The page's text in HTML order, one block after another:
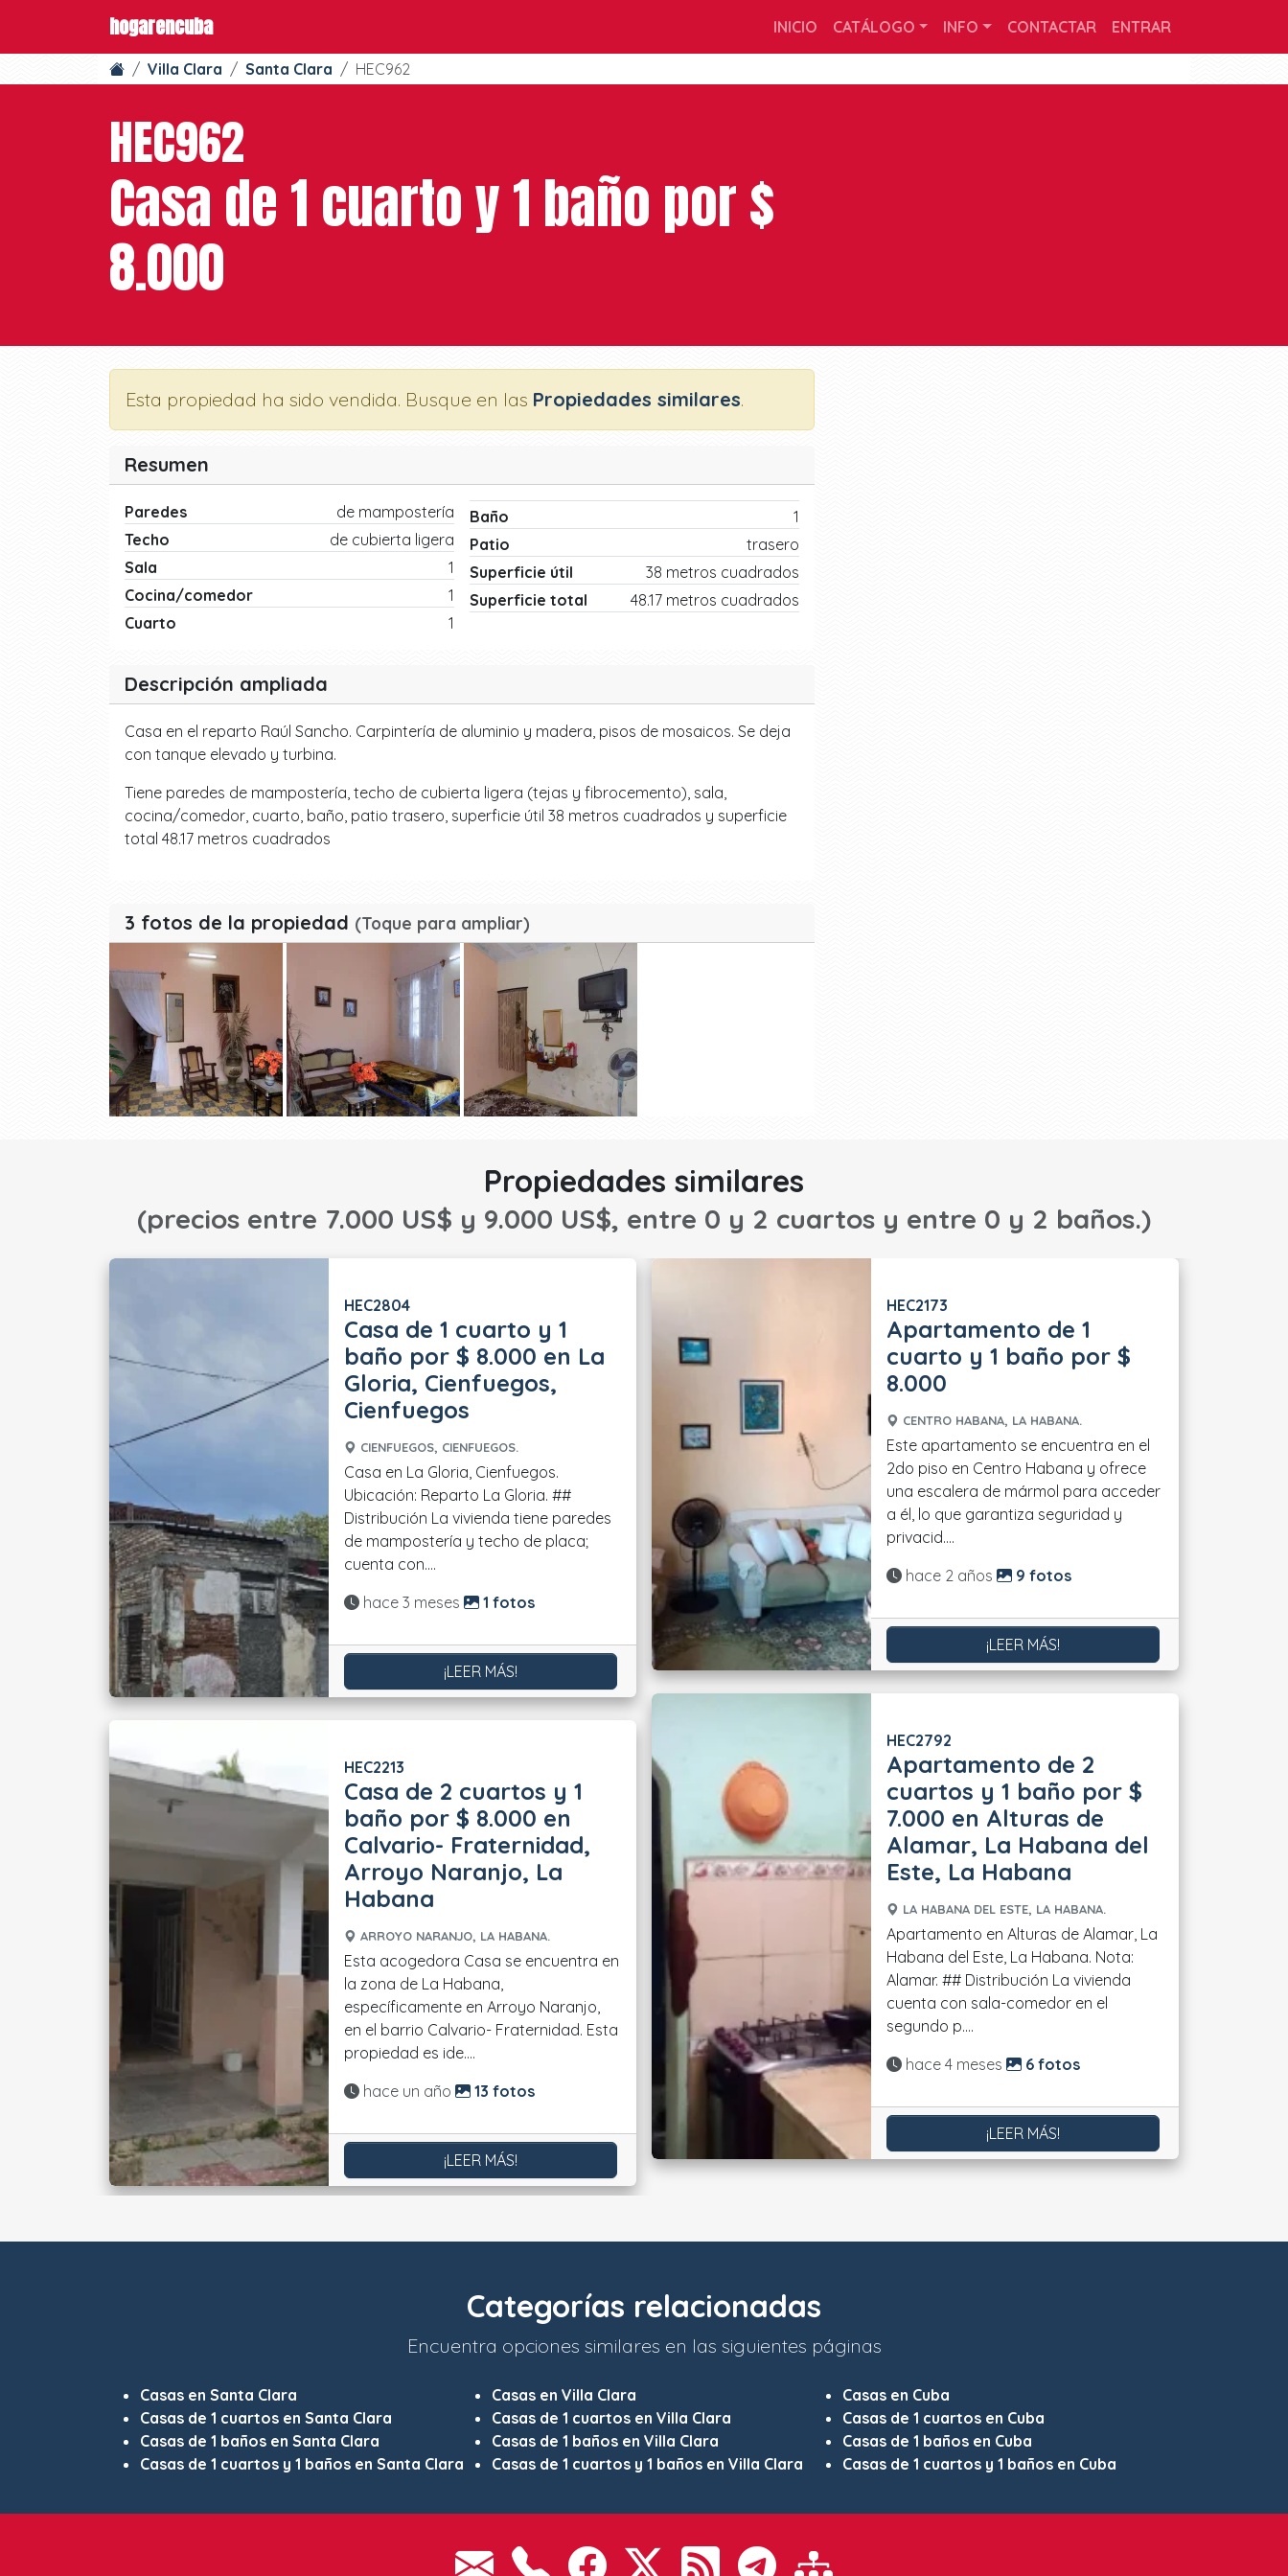
hogarencuba INICIO CATÁLOGO INFO CONTACTAR ENTRAR
Villa Clara Santa Clara HEC962
HEC962
Casa de 1 cuarto y 1 baño por $
8.000
Esta propiedad ha sido vendida. Busque en las Propiedades similares.
Resumen
Paredes
de mampostería
Techo
de cubierta ligera
Sala
1
Cocina/comedor
1
Cuarto
1
Baño
1
Patio
trasero
Superficie útil
38 metros cuadrados
Superficie total
48.17 metros cuadrados
Descripción ampliada
Casa en el reparto Raúl Sancho. Carpintería de aluminio y madera, pisos de mosaicos. Se deja
con tanque elevado y turbina.
Tiene paredes de mampostería, techo de cubierta ligera (tejas y fibrocemento), sala,
cocina/comedor, cuarto, baño, patio trasero, superficie útil 38 metros cuadrados y superficie
total 48.17 metros cuadrados
3 fotos de la propiedad (Toque para ampliar)
Propiedades similares
(precios entre 7.000 US$ y 9.000 US$, entre 0 y 2 cuartos y entre 0 y 2 baños.)
HEC2804
Casa de 1 cuarto y 1
baño por $ 8.000 en La
Gloria, Cienfuegos,
Cienfuegos
CIENFUEGOS, CIENFUEGOS.
Casa en La Gloria, Cienfuegos.
Ubicación: Reparto La Gloria. ##
Distribución La vivienda tiene paredes
de mampostería y techo de placa;
cuenta con....
Actualizado:
hace 3 meses 1 fotos
¡LEER MÁS!
HEC2213
Casa de 2 cuartos y 1
baño por $ 8.000 en
Calvario- Fraternidad,
Arroyo Naranjo, La
Habana
ARROYO NARANJO, LA HABANA.
Esta acogedora Casa se encuentra en
la zona de La Habana,
específicamente en Arroyo Naranjo,
en el barrio Calvario- Fraternidad. Esta
propiedad es ide....
Actualizado:
hace un año 13 fotos
¡LEER MÁS!
HEC2173
Apartamento de 1
cuarto y 1 baño por $
8.000
CENTRO HABANA, LA HABANA.
Este apartamento se encuentra en el
2do piso en Centro Habana y ofrece
una escalera de mármol para acceder
a él, lo que garantiza seguridad y
privacid....
Actualizado:
hace 2 años 9 fotos
¡LEER MÁS!
HEC2792
Apartamento de 2
cuartos y 1 baño por $
7.000 en Alturas de
Alamar, La Habana del
Este, La Habana
LA HABANA DEL ESTE, LA HABANA.
Apartamento en Alturas de Alamar, La
Habana del Este, La Habana. Nota:
Alamar. ## Distribución La vivienda
cuenta con sala-comedor en el
segundo p....
Actualizado:
hace 4 meses 6 fotos
¡LEER MÁS!
Categorías relacionadas
Encuentra opciones similares en las siguientes páginas
Casas en Santa Clara
Casas de 1 cuartos en Santa Clara
Casas de 1 baños en Santa Clara
Casas de 1 cuartos y 1 baños en Santa Clara
Casas en Villa Clara
Casas de 1 cuartos en Villa Clara
Casas de 1 baños en Villa Clara
Casas de 1 cuartos y 1 baños en Villa Clara
Casas en Cuba
Casas de 1 cuartos en Cuba
Casas de 1 baños en Cuba
Casas de 1 cuartos y 1 baños en Cuba